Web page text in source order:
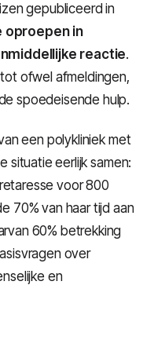
gepubliceerd in
oproepen in
reactie.
ofwel afmeldingen,
spoedeisende hulp.
een polykliniek met
situatie eerlijk samen:
voor 800
70% van haar tijd aan
60% betrekking
over
en